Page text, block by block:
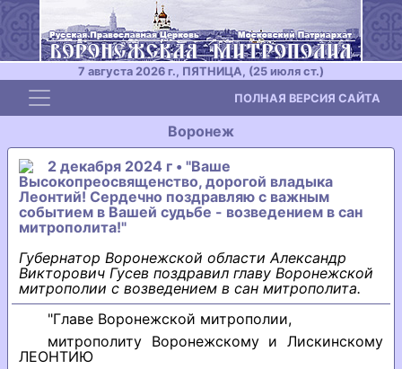
7 августа 2026 г., ПЯТНИЦА, (25 июля ст.)
Toggle navigation ПОЛНАЯ ВЕРСИЯ САЙТА
Воронеж
2 декабря 2024 г • "Ваше
Высокопреосвященство, дорогой владыка
Леонтий! Сердечно поздравляю с важным
событием в Вашей судьбе - возведением в сан
митрополита!"
Губернатор Воронежской области Александр
Викторович Гусев поздравил главу Воронежской
митрополии с возведением в сан митрополита.
"Главе Воронежской митрополии,
митрополиту Воронежскому и Лискинскому
ЛЕОНТИЮ